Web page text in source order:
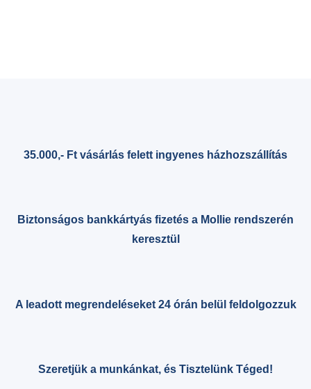
35.000,- Ft vásárlás felett ingyenes házhozszállítás
Biztonságos bankkártyás fizetés a Mollie rendszerén
keresztül
A leadott megrendeléseket 24 órán belül feldolgozzuk
Szeretjük a munkánkat, és Tisztelünk Téged!